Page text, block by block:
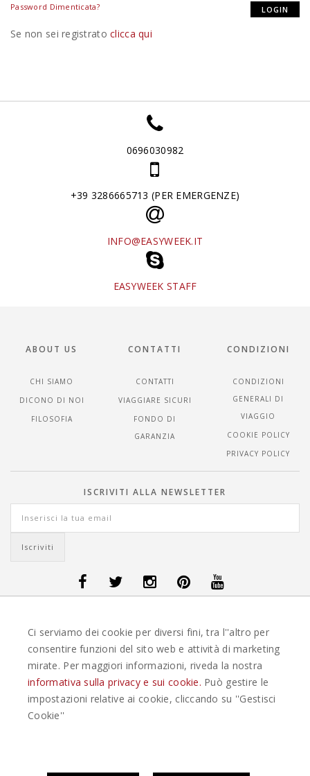
Password Dimenticata?
Se non sei registratoclicca qui
0696030982
+39 3286665713 (PER EMERGENZE)
INFO@EASYWEEK.IT
EASYWEEK STAFF
ABOUT US
CHI SIAMO
DICONO DI NOI
FILOSOFIA
CONTATTI
CONTATTI
VIAGGIARE SICURI
FONDO DI
GARANZIA
CONDIZIONI
CONDIZIONI
GENERALI DI
VIAGGIO
COOKIE POLICY
PRIVACY POLICY
ISCRIVITI ALLA NEWSLETTER
VIAGGI GUATEMALA -OFFERTE VIAGGI ISLANDA -OFFERTE VIAGGI
OFFERTE VIAGGI MAURITIUS OFFERTE VIAGGI MESSICO
OFFERTE VIAGGI NORVEGIA- OFFERTE VIAGGI PORTOGALLO-
OFFERTE VIAGGI SEYCHELLES-OFFERTE VIAGGI SPAGNA-OFFERTE
EASYWEEKS TOUR OPERATOR © 2026 COPYRIGHT EASYWEEK. TUTTI I DIRITTI
RISERVATI |
Ci serviamo dei cookie per diversi fini, tra l''altro per
consentire funzioni del sito web e attività di marketing
mirate. Per maggiori informazioni, riveda la nostra
informativa sulla privacy e sui cookie. Può gestire le
impostazioni relative ai cookie, cliccando su ''Gestisci
Cookie''